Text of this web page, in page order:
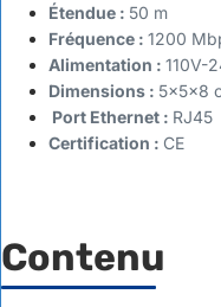
Étendue : 50 m
Fréquence : 1200
Alimentation : 110V-
Dimensions : 5x5x8
Port Ethernet : RJ45
Certification : CE
Contenu